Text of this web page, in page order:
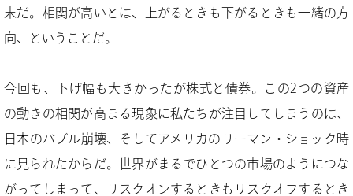
末だ。相関が高いとは、上がるときも下がるときも一緒の方
向、ということだ。
今回も、下げ幅も大きかったが株式と債券。この2つの資産
の動きの相関が高まる現象に私たちが注目してしまうのは、
日本のバブル崩壊、そしてアメリカのリーマン・ショック時
に見られたからだ。世界がまるでひとつの市場のようにつな
がってしまって、リスクオンするときもリスクオフするとき